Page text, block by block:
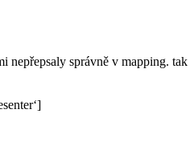
nepřepsaly správně v mapping. tak